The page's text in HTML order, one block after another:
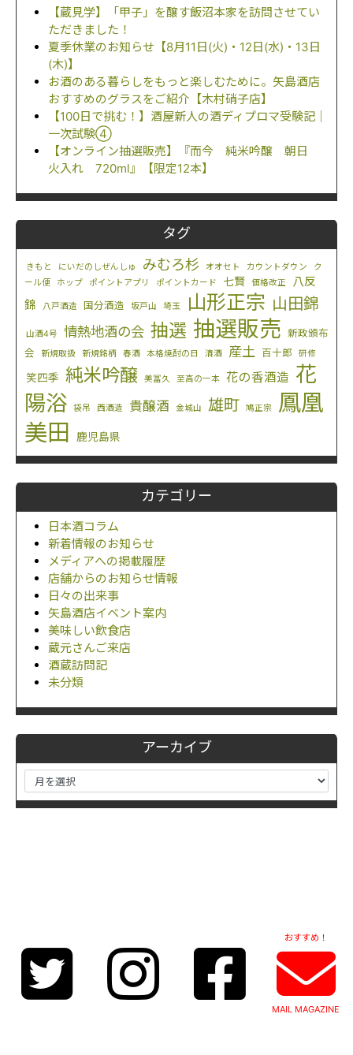
【蔵見学】「甲子」を醸す飯沼本家を訪問させてい
ただきました！
夏季休業のお知らせ【8月11日(火)・12日(水)・13日
(木)】
お酒のある暮らしをもっと楽しむために。矢島酒店
おすすめのグラスをご紹介【木村硝子店】
【100日で挑む！】酒屋新人の酒ディプロマ受験記｜
一次試験④
【オンライン抽選販売】『而今 純米吟醸 朝日
火入れ 720ml』【限定12本】
タグ
きもと にいだのしぜんしゅ みむろ杉 オオセト カウントダウン
ク
ール便
ホップ ポイントアプリ ポイントカード 七賢 価格改正
八反
錦
八戸酒造 国分酒造 坂戸山 埼玉 山形正宗 山田錦
山酒4号 情熱地酒の会 抽選 抽選販売 新政頒布
会
新規取扱 新規銘柄 春酒 本格焼酎の日 清酒 産土 百十郎 研修
笑四季 純米吟醸 美冨久 至高の一本 花の香酒造 花
陽浴
袋吊 西酒造 貴醸酒 金城山 雄町 鳩正宗
鳳凰
美田
鹿児島県
カテゴリー
日本酒コラム
新着情報のお知らせ
メディアへの掲載履歴
店舗からのお知らせ情報
日々の出来事
矢島酒店イベント案内
美味しい飲食店
蔵元さんご来店
酒蔵訪問記
未分類
アーカイブ
おすすめ！
MAIL MAGAZINE